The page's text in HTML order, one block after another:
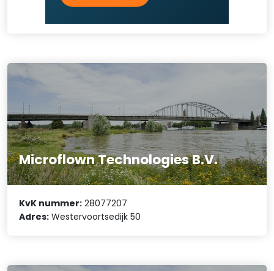
Microflown Technologies B.V.
KvK nummer: 28077207
Adres: Westervoortsedijk 50